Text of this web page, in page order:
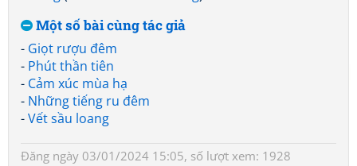
Một số bài cùng tác giả
- Giọt rượu đêm
- Phút thần tiên
- Cảm xúc mùa hạ
- Những tiếng ru đêm
-Vết sầu loang
Đăng ngày 03/01/2024 15:05, số lượt xem: 1928